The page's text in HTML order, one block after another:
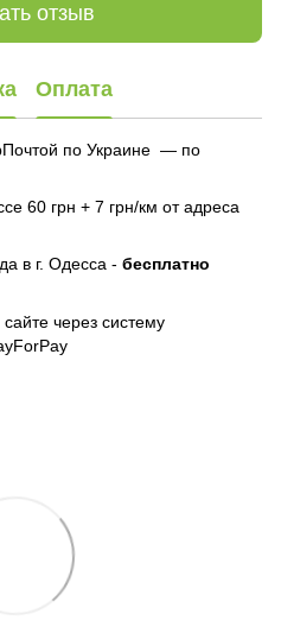
отзыв
Оплата
по Украине — по
60 грн + 7 грн/км от адреса
в г. Одесса - бесплатно
через систему